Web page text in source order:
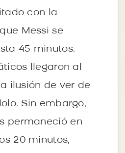
con la
Messi se
45 minutos.
llegaron al
ilusión de ver de
Sin embargo,
permaneció en
20 minutos,